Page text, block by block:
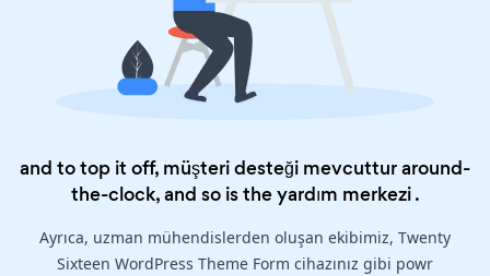
and to top it off, müşteri desteği mevcuttur around-
the-clock, and so is theyardım merkezi.
Ayrıca, uzman mühendislerden oluşan ekibimiz, Twenty
Sixteen WordPress Theme Form cihazınız gibi powr